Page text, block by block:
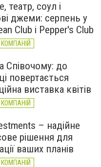
театр, соул і
джеми: серпень у
Club і Pepper's Club
Співочому: до
повертається
виставка квітів
– надійне
рішення для
ваших планів